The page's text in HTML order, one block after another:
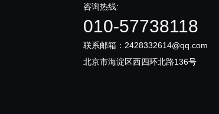
咨询热线:
010-57738118
联系邮箱：2428332614@qq.com
北京市海淀区西四环北路136号